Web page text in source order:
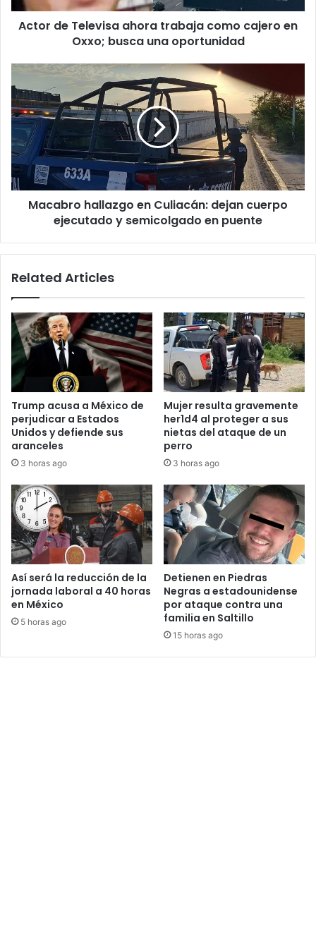
Oxxo;
busca
Actor de Televisa ahora trabaja como cajero en
Oxxo; busca una oportunidad
Macabro
hallazgo
en
Culiacán:
dejan
cuerpo
ejecutado
y
semicolgado
Macabro hallazgo en Culiacán: dejan cuerpo
ejecutado y semicolgado en puente
Related Articles
Trump acusa a México de
perjudicar a Estados
Unidos y defiende sus
aranceles
3 horas ago
Mujer resulta gravemente
her1d4 al proteger a sus
nietas del ataque de un
perro
3 horas ago
Así será la reducción de la
jornada laboral a 40 horas
en México
5 horas ago
Detienen en Piedras
Negras a estadounidense
por ataque contra una
familia en Saltillo
15 horas ago